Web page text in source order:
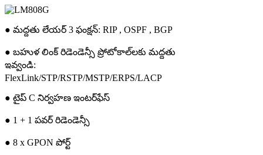
● మద్దతు లేయర్ 3 ఫంక్షన్: RIP , OSPF , BGP
● బహుళ లింక్ రిడెండెన్సీ ప్రోటోకాల్‌లకు మద్దతు
ఇవ్వండి:
FlexLink/STP/RSTP/MSTP/ERPS/LACP
● టైప్ C నిర్వహణ ఇంటర్‌ఫేస్
● 1 + 1 పవర్ రిడెండెన్సీ
● 8 x GPON పోర్ట్